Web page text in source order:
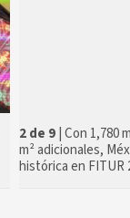
2 de 9 | Con 1,780
m² adicionales,
histórica en FITUR